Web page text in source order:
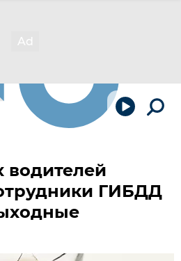
водителей
ГИБДД